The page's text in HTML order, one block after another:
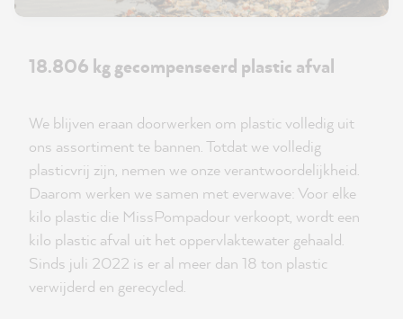
18.806 kg gecompenseerd plastic afval
We blijven eraan doorwerken om plastic volledig uit
ons assortiment te bannen. Totdat we volledig
plasticvrij zijn, nemen we onze verantwoordelijkheid.
Daarom werken we samen met everwave: Voor elke
kilo plastic die MissPompadour verkoopt, wordt een
kilo plastic afval uit het oppervlaktewater gehaald.
Sinds juli 2022 is er al meer dan 18 ton plastic
verwijderd en gerecycled.